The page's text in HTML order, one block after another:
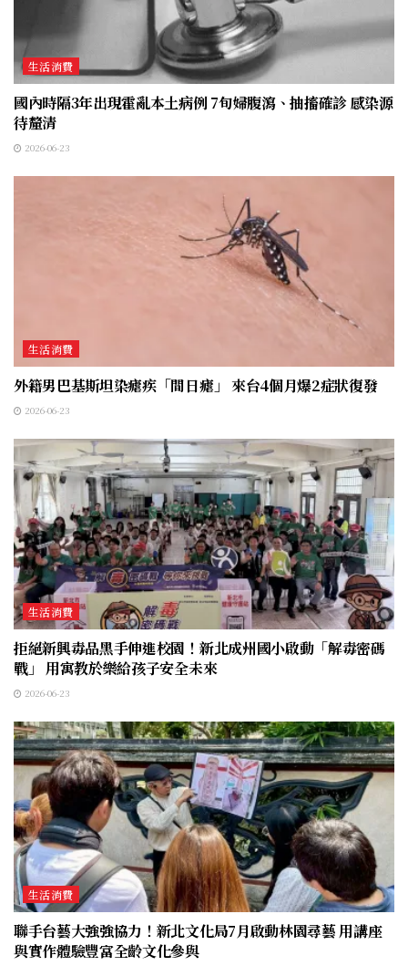
生活消費
國內時隔3年出現霍亂本土病例 7旬婦腹瀉、抽搐確診 感染源
待釐清
2026-06-23
生活消費
外籍男巴基斯坦染瘧疾「間日瘧」 來台4個月爆2症狀復發
2026-06-23
生活消費
拒絕新興毒品黑手伸進校園！新北成州國小啟動「解毒密碼
戰」 用寓教於樂給孩子安全未來
2026-06-23
生活消費
聯手台藝大強強協力！新北文化局7月啟動林園尋藝 用講座
與實作體驗豐富全齡文化參與